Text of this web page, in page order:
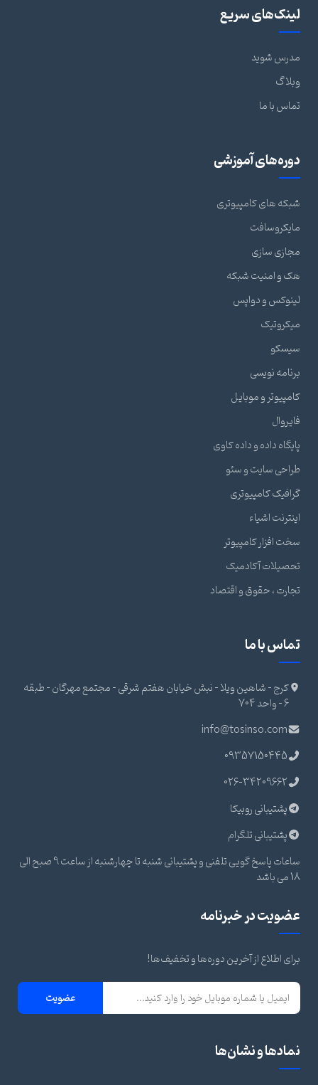
لینک‌های سریع
مدرس شوید
وبلاگ
تماس با ما
دوره‌های آموزشی
شبکه های کامپیوتری
مایکروسافت
مجازی سازی
هک و امنیت شبکه
لینوکس و دواپس
میکروتیک
سیسکو
برنامه نویسی
کامپیوتر و موبایل
فایروال
پایگاه داده و داده کاوی
طراحی سایت و سئو
گرافیک کامپیوتری
اینترنت اشیاء
سخت افزار کامپیوتر
تحصیلات آکادمیک
تجارت ، حقوق و اقتصاد
تماس با ما
کرج - شاهین ویلا - نبش خیابان هفتم شرقی - مجتمع مهرگان - طبقه
6 - واحد 704
info@tosinso.com
09357150445
026-34209662
پشتیبانی روبیکا
پشتیبانی تلگرام
ساعات پاسخ گویی تلفنی و پشتیبانی شنبه تا چهارشنبه از ساعت 9 صبح الی
18 می باشد
عضویت در خبرنامه
برای اطلاع از آخرین دوره‌ها و تخفیف‌ها!
عضویت
نمادها و نشان‌ها